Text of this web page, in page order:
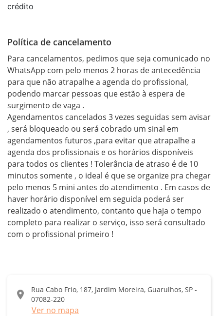
crédito
Política de cancelamento
Para cancelamentos, pedimos que seja comunicado no
WhatsApp com pelo menos 2 horas de antecedência
para que não atrapalhe a agenda do profissional,
podendo marcar pessoas que estão à espera de
surgimento de vaga .
Agendamentos cancelados 3 vezes seguidas sem avisar
, será bloqueado ou será cobrado um sinal em
agendamentos futuros ,para evitar que atrapalhe a
agenda dos profissionais e os horários disponíveis
para todos os clientes ! Tolerância de atraso é de 10
minutos somente , o ideal é que se organize pra chegar
pelo menos 5 mini antes do atendimento . Em casos de
haver horário disponível em seguida poderá ser
realizado o atendimento, contanto que haja o tempo
completo para realizar o serviço, isso será consultado
com o profissional primeiro !
location_on
Rua Cabo Frio, 187, Jardim Moreira, Guarulhos, SP -
07082-220
Ver no mapa